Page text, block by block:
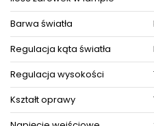
Wysokość oprawy bez
Wysokość podsufitki: 6 cm
Szerokość podsufitki: 7 cm
Średnica tuby: 1,5 cm
Regulacja kąta światła: nie
Stopień szczelności: IP20
Źródła światła (w komplecie):
stałe - niewymienny) / 230V /
Barwa światła: 3000K (biała
Liczba lumenów: 350lm
Barwa światła
Regulacja kąta światła
Regulacja wysokości
Kształt oprawy